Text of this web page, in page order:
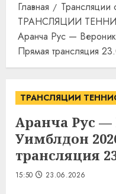
Главная
Трансляции
ТРАНСЛЯЦИИ
Аранча Рус —
Прямая трансляция
ТРАНСЛЯЦИИ
Аранча Рус —
Уимблдон
трансляция
15:50 23.06.2026